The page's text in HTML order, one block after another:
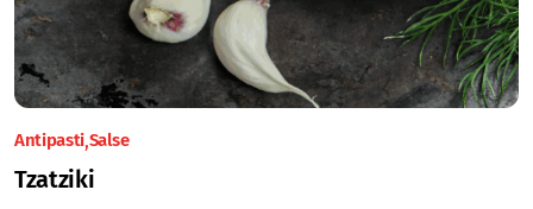
Antipasti Salse
Tzatziki